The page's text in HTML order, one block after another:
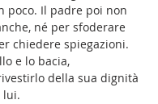
poco. Il padre poi non
né per sfoderare
chiedere spiegazioni.
e lo bacia,
della sua dignità
lui.